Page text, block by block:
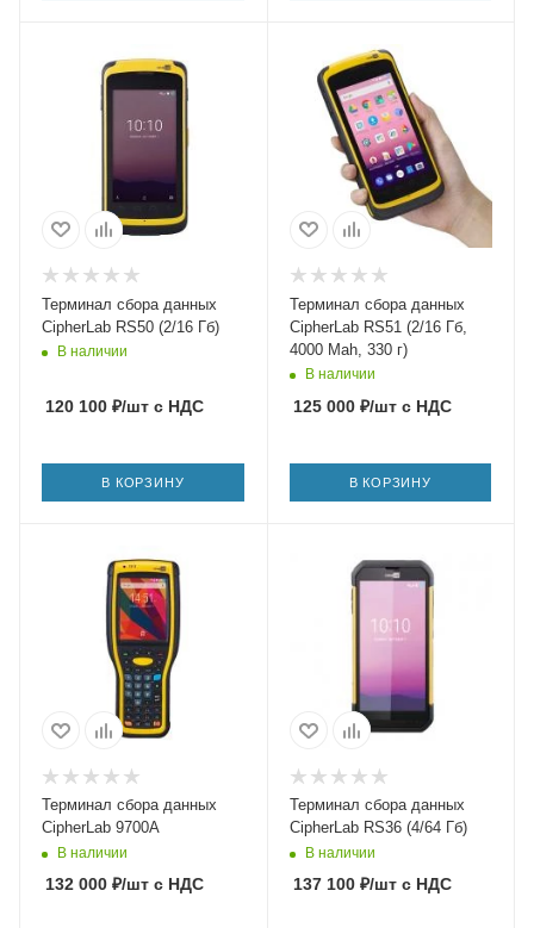
Терминал сбора данных
CipherLab RS50 (2/16 Гб)
В наличии
120 100 ₽/шт с НДС
В КОРЗИНУ
Терминал сбора данных
CipherLab RS51 (2/16 Гб,
4000 Mah, 330 г)
В наличии
125 000₽/штс НДС
В КОРЗИНУ
Терминал сбора данных
CipherLab 9700A
В наличии
132 000 ₽/шт с НДС
Терминал сбора данных
CipherLab RS36 (4/64 Гб)
В наличии
137 100₽/штс НДС